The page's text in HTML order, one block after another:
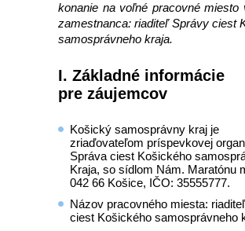
konanie na voľné pracovné miesto
zamestnanca: riaditeľ Správy ciest
samosprávneho kraja.
I. Základné informácie
pre záujemcov
Košický samosprávny kraj je
zriaďovateľom príspevkovej
Správa ciest Košického
Kraja, so sídlom Nám. Maratónu
042 66 Košice, IČO: 35555777.
Názov pracovného miesta:
ciest Košického samosprávneho